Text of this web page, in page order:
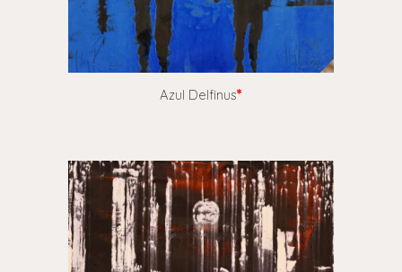
Azul Delfinus*